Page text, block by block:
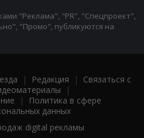
"Реклама", "PR", "Спецпроект",
"Промо", публикуются на
| Редакция | Связаться с
|
|
Политика в сфере
данных
digital рекламы